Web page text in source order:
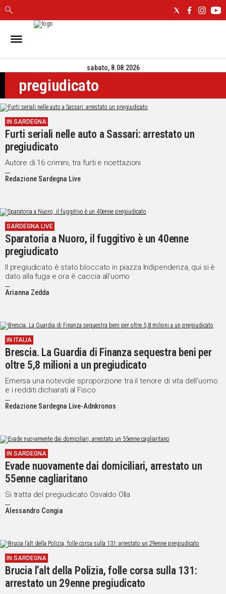
IN
CAGLIARI
SASSARI
NUORO
ORISTANO
SULCIS
GALLURA
OGLIASTRA
MEDIO
CAMPIDANO
NOTIZIE
POLITICA
IN
ITALIA
MONDO
VIDEO
Vai
UNISCITI
WHATSAPP
Social
sabato, 8.08.2026
pregiudicato
IN SARDEGNA
Furti seriali nelle auto a Sassari: arrestato un
pregiudicato
Autore di 16 crimini, tra furti e ricettazioni
Redazione Sardegna Live
SARDEGNA LIVE
Sparatoria a Nuoro, il fuggitivo è un 40enne
pregiudicato
Il pregiudicato è stato bloccato in piazza Indipendenza, qui si è
dato alla fuga e ora è caccia all'uomo
Arianna Zedda
IN ITALIA
Brescia. La Guardia di Finanza sequestra beni per
oltre 5,8 milioni a un pregiudicato
Emersa una notevole sproporzione tra il tenore di vita dell'uomo
e i redditi dichiarati al Fisco
Redazione Sardegna Live-Adnkronos
IN SARDEGNA
Evade nuovamente dai domiciliari, arrestato un
55enne cagliaritano
Si tratta del pregiudicato Osvaldo Olla
Alessandro Congia
IN SARDEGNA
Brucia l’alt della Polizia, folle corsa sulla 131:
arrestato un 29enne pregiudicato